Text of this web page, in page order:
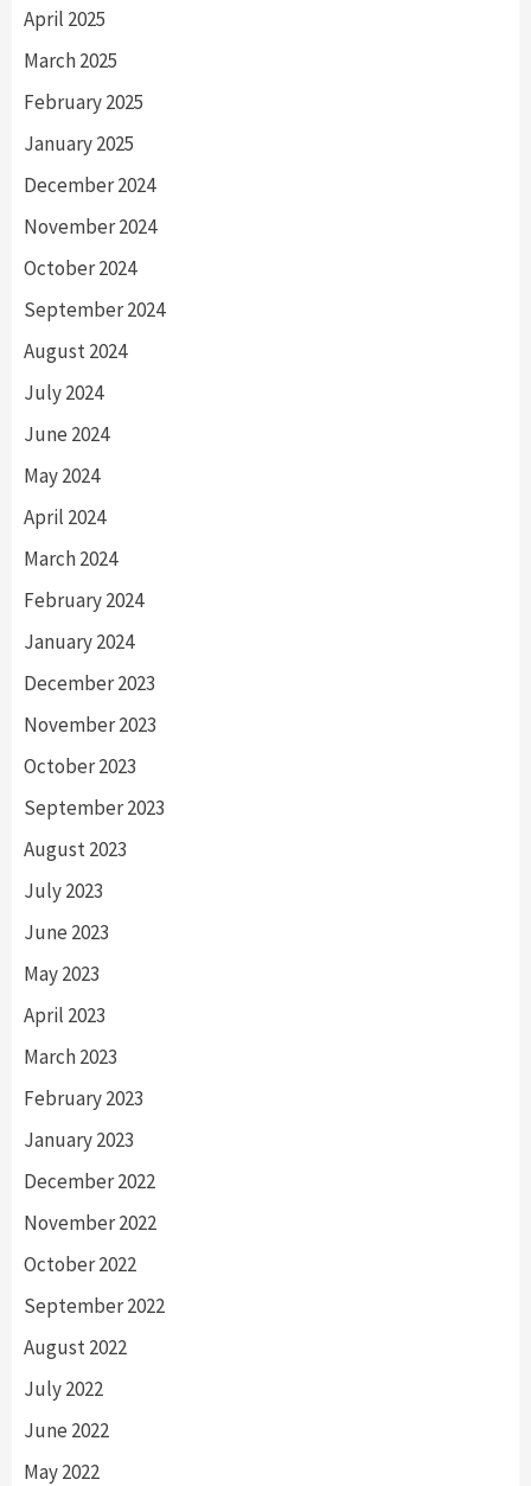
April 2025
March 2025
February 2025
January 2025
December 2024
November 2024
October 2024
September 2024
August 2024
July 2024
June 2024
May 2024
April 2024
March 2024
February 2024
January 2024
December 2023
November 2023
October 2023
September 2023
August 2023
July 2023
June 2023
May 2023
April 2023
March 2023
February 2023
January 2023
December 2022
November 2022
October 2022
September 2022
August 2022
July 2022
June 2022
May 2022